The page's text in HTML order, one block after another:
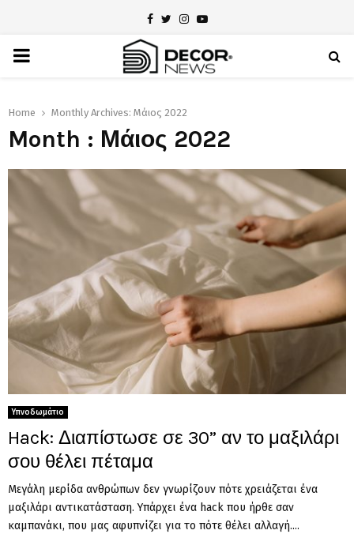
Facebook
TwitterInstagram
Youtube
PRIMARY
Home Monthly Archives: Μάιος 2022
Month : Μάιος 2022
Υπνοδωμάτιο
Hack: Διαπίστωσε σε 30” αν το μαξιλάρι
σου θέλει πέταμα
Μεγάλη μερίδα ανθρώπων δεν γνωρίζουν πότε χρειάζεται ένα
μαξιλάρι αντικατάσταση. Υπάρχει ένα hack που ήρθε σαν
καμπανάκι, που μας αφυπνίζει για το πότε θέλει αλλαγή....